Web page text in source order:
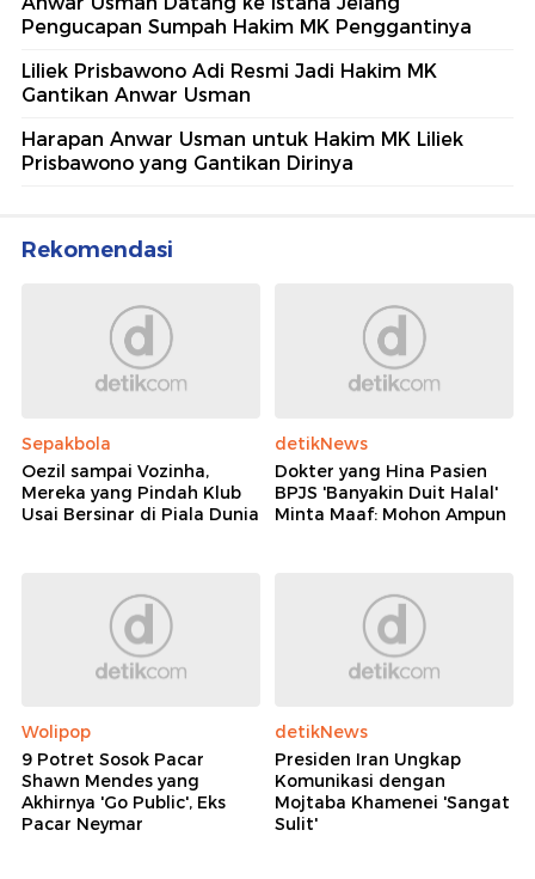
Pengucapan Sumpah Hakim MK Penggantinya
Liliek Prisbawono Adi Resmi Jadi Hakim MK
Gantikan Anwar Usman
Harapan Anwar Usman untuk Hakim MK Liliek
Prisbawono yang Gantikan Dirinya
Rekomendasi
Sepakbola
Oezil sampai Vozinha,
Mereka yang Pindah Klub
Usai Bersinar di Piala Dunia
detikNews
Dokter yang Hina Pasien
BPJS 'Banyakin Duit Halal'
Minta Maaf: Mohon Ampun
Wolipop
9 Potret Sosok Pacar
Shawn Mendes yang
Akhirnya 'Go Public', Eks
Pacar Neymar
detikNews
Presiden Iran Ungkap
Komunikasi dengan
Mojtaba Khamenei 'Sangat
Sulit'